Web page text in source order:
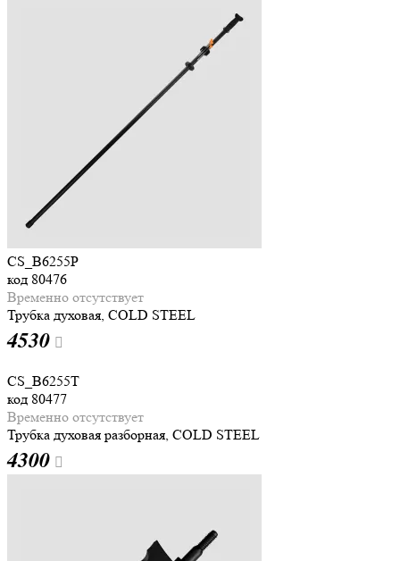
CS_B6255P
код 80476
Временно отсутствует
Трубка духовая, COLD STEEL
4530
CS_B6255T
код 80477
Временно отсутствует
Трубка духовая разборная, COLD STEEL
4300